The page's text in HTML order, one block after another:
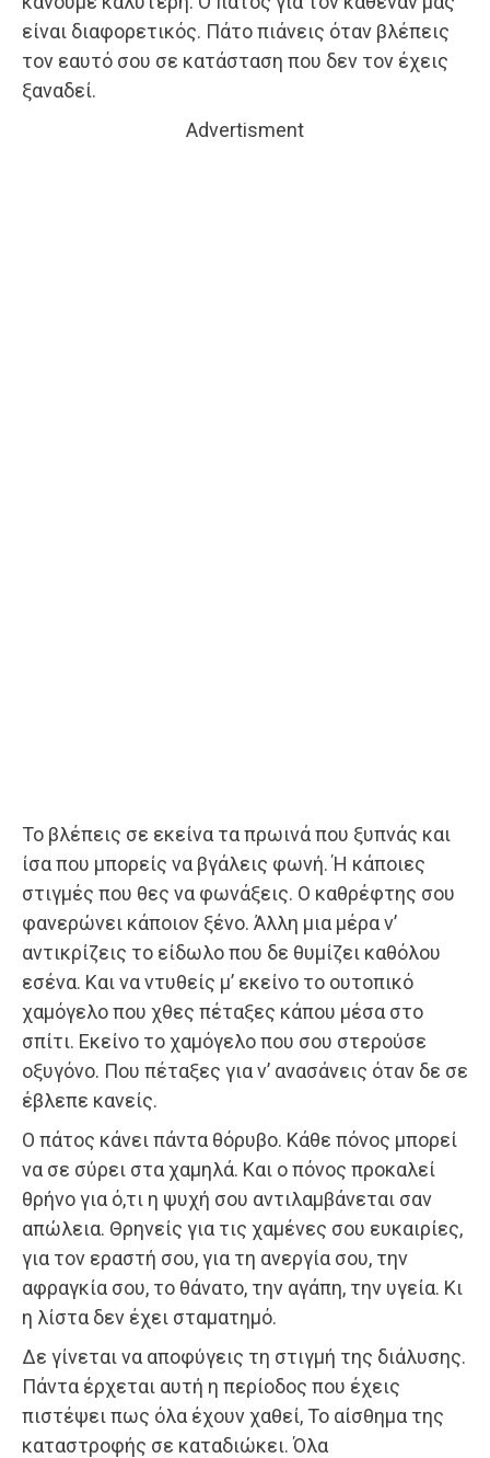
είναι διαφορετικός. Πάτο πιάνεις όταν βλέπεις
τον εαυτό σου σε κατάσταση που δεν τον έχεις
ξαναδεί.
Advertisment
Το βλέπεις σε εκείνα τα πρωινά που ξυπνάς και
ίσα που μπορείς να βγάλεις φωνή. Ή κάποιες
στιγμές που θες να φωνάξεις. Ο καθρέφτης σου
φανερώνει κάποιον ξένο. Άλλη μια μέρα ν’
αντικρίζεις το είδωλo που δε θυμίζει καθόλου
εσένα. Και να ντυθείς μ’ εκείνο το ουτοπικό
χαμόγελο που χθες πέταξες κάπου μέσα στο
σπίτι. Εκείνο το χαμόγελο που σου στερούσε
οξυγόνο. Που πέταξες για ν’ ανασάνεις όταν δε σε
έβλεπε κανείς.
Ο πάτος κάνει πάντα θόρυβο. Κάθε πόνος μπορεί
να σε σύρει στα χαμηλά. Και ο πόνος προκαλεί
θρήνο για ό,τι η ψυχή σου αντιλαμβάνεται σαν
απώλεια. Θρηνείς για τις χαμένες σου ευκαιρίες,
για τον εραστή σου, για τη ανεργία σου, την
αφραγκία σου, το θάνατο, την αγάπη, την υγεία. Κι
η λίστα δεν έχει σταματημό.
Δε γίνεται να αποφύγεις τη στιγμή της διάλυσης.
Πάντα έρχεται αυτή η περίοδος που έχεις
πιστέψει πως όλα έχουν χαθεί, Το αίσθημα της
καταστροφής σε καταδιώκει. Όλα